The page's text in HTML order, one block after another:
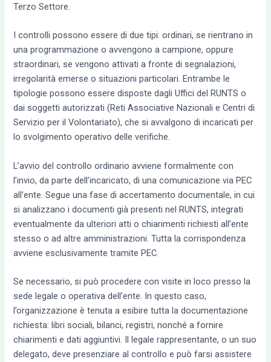
Terzo Settore.
I controlli possono essere di due tipi: ordinari, se rientrano in
una programmazione o avvengono a campione, oppure
straordinari, se vengono attivati a fronte di segnalazioni,
irregolarità emerse o situazioni particolari. Entrambe le
tipologie possono essere disposte dagli Uffici del RUNTS o
dai soggetti autorizzati (Reti Associative Nazionali e Centri di
Servizio per il Volontariato), che si avvalgono di incaricati per
lo svolgimento operativo delle verifiche.
L’avvio del controllo ordinario avviene formalmente con
l’invio, da parte dell’incaricato, di una comunicazione via PEC
all’ente. Segue una fase di accertamento documentale, in cui
si analizzano i documenti già presenti nel RUNTS, integrati
eventualmente da ulteriori atti o chiarimenti richiesti all’ente
stesso o ad altre amministrazioni. Tutta la corrispondenza
avviene esclusivamente tramite PEC.
Se necessario, si può procedere con visite in loco presso la
sede legale o operativa dell’ente. In questo caso,
l’organizzazione è tenuta a esibire tutta la documentazione
richiesta: libri sociali, bilanci, registri, nonché a fornire
chiarimenti e dati aggiuntivi. Il legale rappresentante, o un suo
delegato, deve presenziare al controllo e può farsi assistere